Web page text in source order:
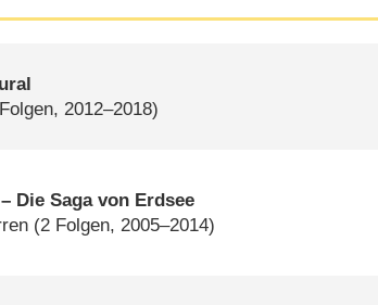
2012–2018)
Die Saga von Erdsee
(2 Folgen, 2005–2014)